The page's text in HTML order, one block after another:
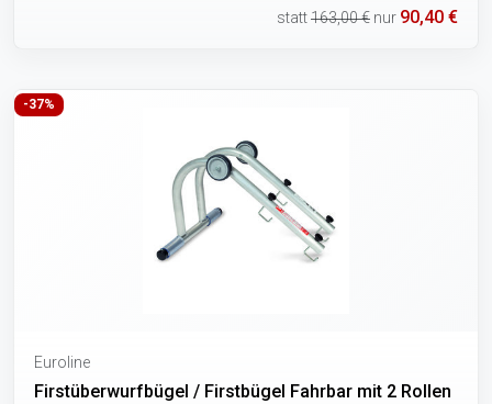
statt163,00 € nur 90,40 €
-37%
Euroline
Firstüberwurfbügel / Firstbügel Fahrbar mit 2 Rollen